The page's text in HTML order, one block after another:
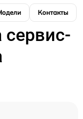
Контакты